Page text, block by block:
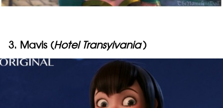
3. Mavis (Hotel Transylvania)